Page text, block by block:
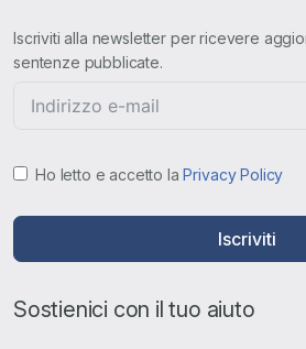
Iscriviti alla newsletter per ricevere
sentenze pubblicate.
Ho letto e accetto laPrivacy Policy
Iscriviti
Sostienici con il tuo aiuto